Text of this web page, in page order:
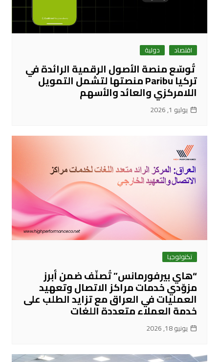
اقتصاد دولية
تُوسّع منصة الأصول الرقمية الرائدة في
تركيا Paribu منصتها لتشمل التمويل
اللامركزي والعائد والأسهم
يوليو 1, 2026
تكنولوجيا
“هاي بيرفورمانس” تُصنّف ضمن أبرز
مزوّدي خدمات مراكز الاتصال وتعهيد
العمليات في العراق مع تزايد الطلب على
خدمة العملاء متعددة اللغات
يونيو 18, 2026